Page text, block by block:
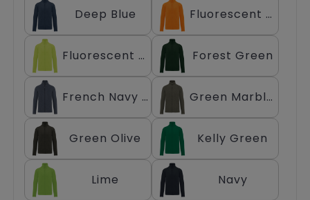
Deep Blue Fluorescent Orange
Fluorescent Yellow Forest Green
French Navy Heather Green Marble Heather
Green Olive Kelly Green
Lime Navy